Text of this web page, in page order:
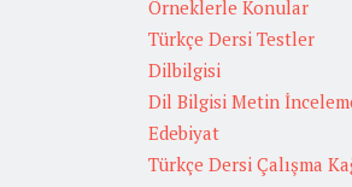
Örneklerle Konular
Türkçe Dersi Testler
Dilbilgisi
Dil Bilgisi Metin
Edebiyat
Türkçe Dersi Çalışma